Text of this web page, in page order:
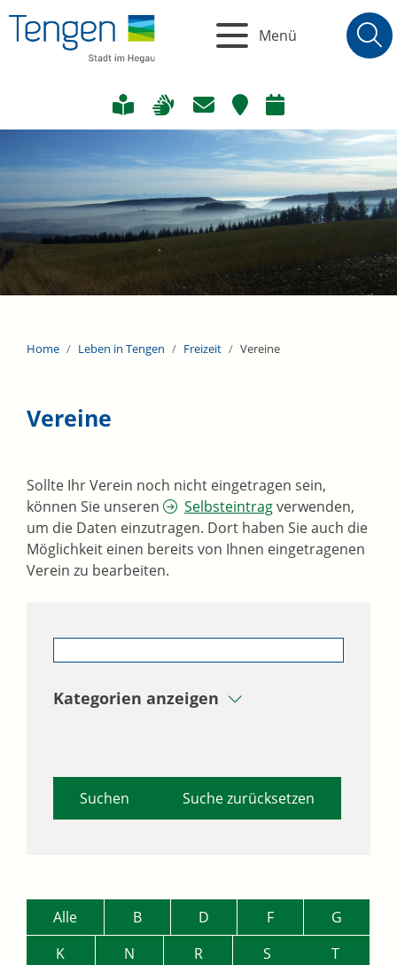
Menü
Home Leben in Tengen Freizeit Vereine
Vereine
Sollte Ihr Verein noch nicht eingetragen sein,
können Sie unseren
Selbsteintragverwenden,
um die Daten einzutragen. Dort haben Sie auch die
Möglichkeit einen bereits von Ihnen eingetragenen
Verein zu bearbeiten.
Kategorien anzeigen
Suche zurücksetzen
Alle B D F
G
K
N R S
T